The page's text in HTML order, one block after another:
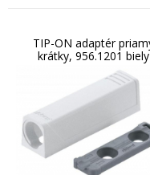
TIP-ON adaptér
krátky, 956.1201 biely